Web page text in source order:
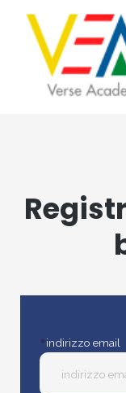
*indirizzo email